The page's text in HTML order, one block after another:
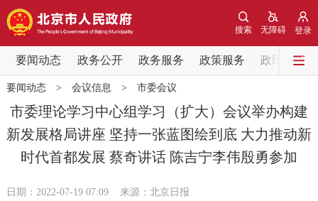
登录
无障碍
搜索
要闻动态 政务公开 政务服务 政策服务 政民互动
要闻动态
党中央精神 国务院信息
北京要闻 会议信息 部门动态
要闻动态> 会议信息 > 市委会议
市委理论学习中心组学习（扩大）会议举办构建
新发展格局讲座 坚持一张蓝图绘到底 大力推动新
时代首都发展 蔡奇讲话 陈吉宁李伟殷勇参加
日期：2022-07-19 07:09 来源：北京日报